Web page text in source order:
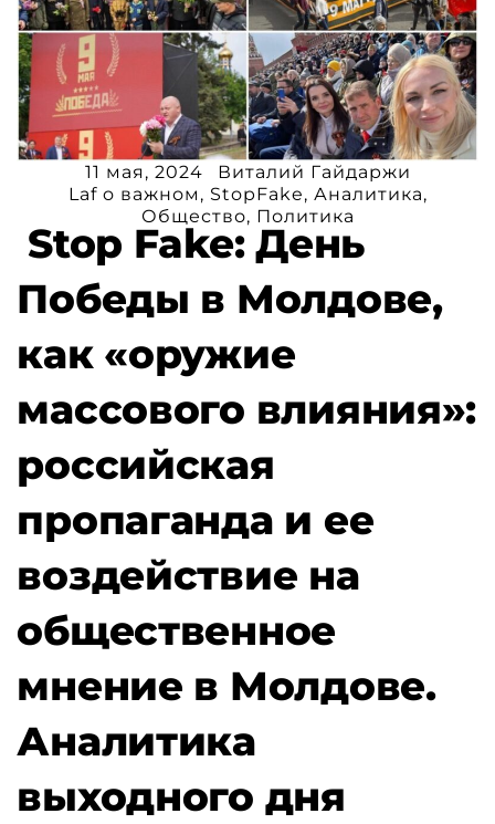
11 мая, 2024
Виталий Гайдаржи
Laf o важном , StopFake, Аналитика,
Общество, Политика
Stop Fake: День
Победы в Молдове,
как «оружие
массового влияния»:
российская
пропаганда и ее
воздействие на
общественное
мнение в Молдове.
Аналитика
выходного дня